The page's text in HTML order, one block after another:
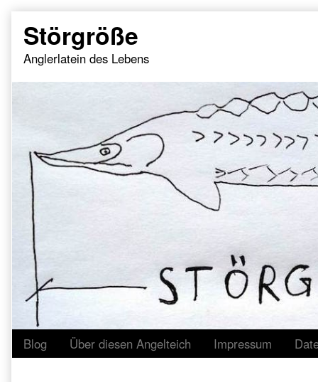
content
Störgröße
Anglerlatein des Lebens
Blog Über diesen Angelteich Impressum